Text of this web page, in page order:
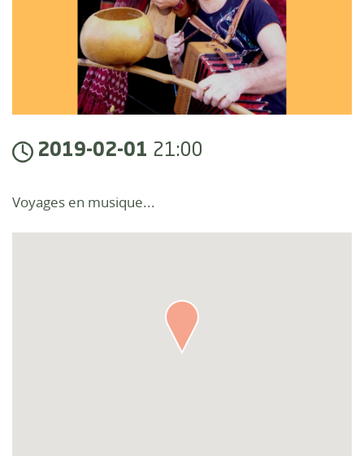
2019-02-01 21:00
Voyages en musique...